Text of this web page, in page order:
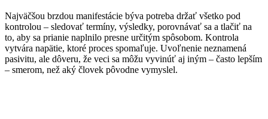
Najväčšou brzdou manifestácie býva potreba držať všetko pod
kontrolou – sledovať termíny, výsledky, porovnávať sa a tlačiť na
to, aby sa prianie naplnilo presne určitým spôsobom. Kontrola
vytvára napätie, ktoré proces spomaľuje. Uvoľnenie neznamená
pasivitu, ale dôveru, že veci sa môžu vyvinúť aj iným – často lepším
– smerom, než aký človek pôvodne vymyslel.